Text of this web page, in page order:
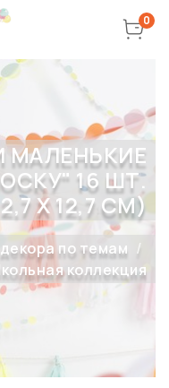
0
МАЛЕНЬКИЕ
16 ШТ.
Х 12,7 СМ)
по темам
коллекция